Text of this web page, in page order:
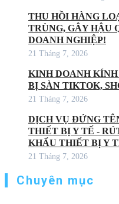
THU HỒI HÀNG
TRÙNG, GÂY HẬU
DOANH NGHIỆP!
21 Tháng 7, 2026
KINH DOANH
BỊ SÀN TIKTOK,
21 Tháng 7, 2026
DỊCH VỤ ĐỨNG
THIẾT BỊ Y TẾ -
KHẨU THIẾT BỊ Y
21 Tháng 7, 2026
Chuyên mục